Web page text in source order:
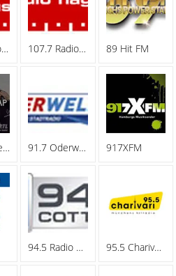
106.2 Radio Oberhausen 107.7 Radio Hagen 89 Hit FM
89.0 RTL Deutschrap 91.7 Oderwelle 917XFM
94.5 Radio Cottbus 95.5 Charivari - Family